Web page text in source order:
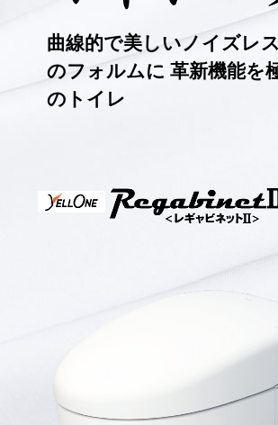
曲線的で美しい ノイズレ
のフォルムに 革新機能を
のトイレ